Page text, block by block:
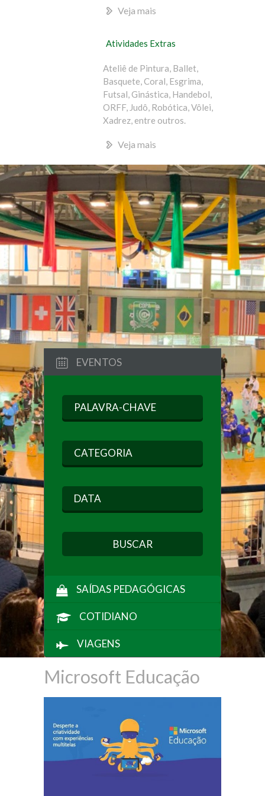
Veja mais
Atividades Extras
Ateliê de Pintura, Ballet,
Basquete, Coral, Esgrima,
Futsal, Ginástica, Handebol,
ORFF, Judô, Robótica, Vôlei,
Xadrez, entre outros.
Veja mais
EVENTOS
SAÍDAS PEDAGÓGICAS
COTIDIANO
VIAGENS
Microsoft Educação